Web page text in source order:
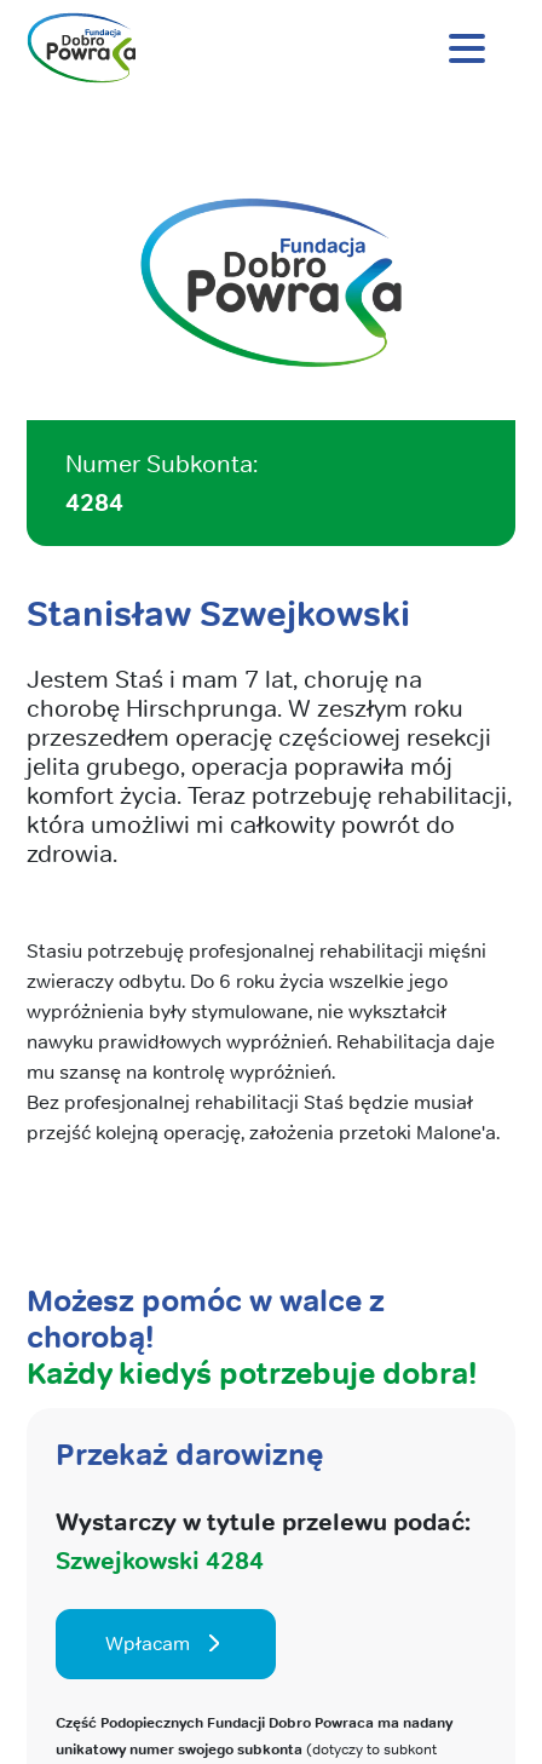
Nagłówek
Numer Subkonta:
4284
Stanisław Szwejkowski
Jestem Staś i mam 7 lat, choruję na
chorobę Hirschprunga. W zeszłym roku
przeszedłem operację częściowej resekcji
jelita grubego, operacja poprawiła mój
komfort życia. Teraz potrzebuję rehabilitacji,
która umożliwi mi całkowity powrót do
zdrowia.
Stasiu potrzebuję profesjonalnej rehabilitacji mięśni
zwieraczy odbytu. Do 6 roku życia wszelkie jego
wypróżnienia były stymulowane, nie wykształcił
nawyku prawidłowych wypróżnień. Rehabilitacja daje
mu szansę na kontrolę wypróżnień.
Bez profesjonalnej rehabilitacji Staś będzie musiał
przejść kolejną operację, założenia przetoki Malone'a.
Możesz pomóc w walce z
chorobą!
Każdy kiedyś potrzebuje dobra!
Przekaż darowiznę
Wystarczy w tytule przelewu podać:
Szwejkowski 4284
Wpłacam
Część Podopiecznych Fundacji Dobro Powraca ma nadany
unikatowy numer swojego subkonta (dotyczy to subkont